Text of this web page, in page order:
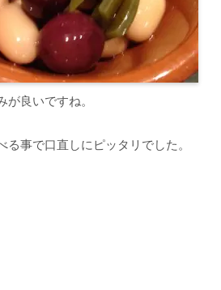
良いですね。
事で口直しにピッタリでした。